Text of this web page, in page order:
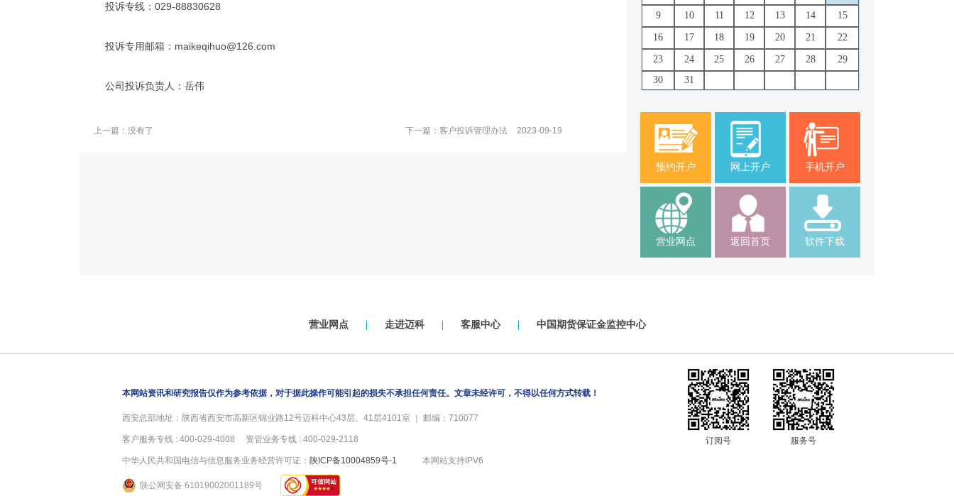
投诉专线：029-88830628
投诉专用邮箱：maikeqihuo@126.com
公司投诉负责人：岳伟
上一篇：没有了 下一篇： 客户投诉管理办法 2023-09-19
9 10 11 12 13 14 15
16 17 18 19 20 21 22
23 24 25 26 27 28
29
30
31
预约开户 网上开户 手机开户
营业网点 返回首页 软件下载
营业网点 走进迈科 客服中心 中国期货保证金监控中心
本网站资讯和研究报告仅作为参考依据，对于据此操作可能引起的损失不承担任何责任。文章未经许可，不得以任何方式转载！
西安总部地址：陕西省西安市高新区锦业路12号迈科中心43层、41层4101室 ｜ 邮编：710077
客户服务专线 : 400-029-4008 资管业务专线 : 400-029-2118
中华人民共和国电信与信息服务业务经营许可证： 陕ICP备10004859号-1 本网站支持IPV6
陕公网安备 61019002001189号
订阅号 服务号